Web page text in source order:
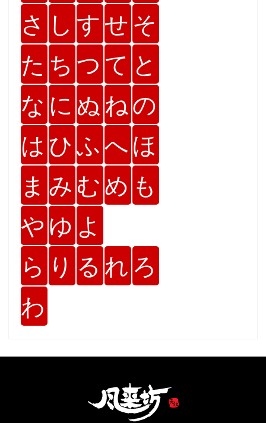
さ し すせ そ
た ち つ て と
な に ぬ ねの
は ひふへほ
ま み むめ も
や ゆ よ
ら り る れ ろ
わ